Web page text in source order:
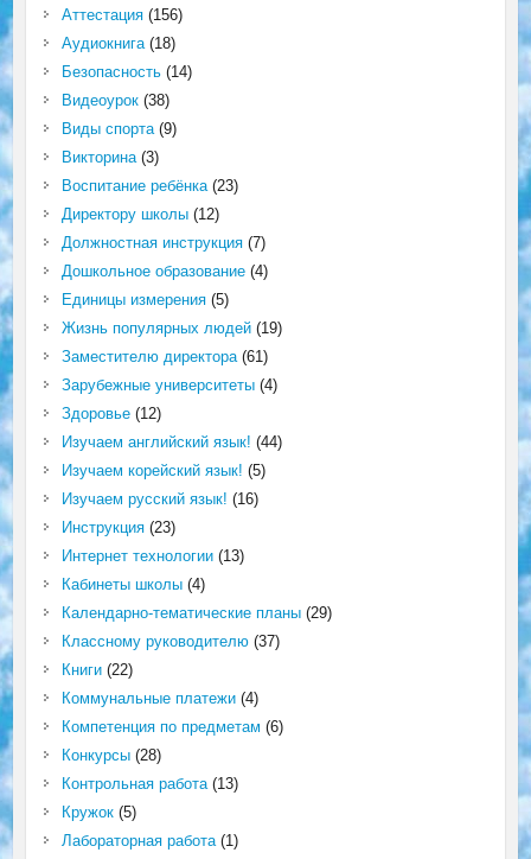
Аттестация(156)
Аудиокнига(18)
Безопасность(14)
Видеоурок(38)
Виды спорта(9)
Викторина(3)
Воспитание ребёнка(23)
Директору школы(12)
Должностная инструкция(7)
Дошкольное образование(4)
Единицы измерения(5)
Жизнь популярных людей(19)
Заместителю директора(61)
Зарубежные университеты(4)
Здоровье(12)
Изучаем английский язык! (44)
Изучаем корейский язык! (5)
Изучаем русский язык! (16)
Инструкция(23)
Интернет технологии(13)
Кабинеты школы(4)
Календарно-тематические планы(29)
Классному руководителю(37)
Книги(22)
Коммунальные платежи(4)
Компетенция по предметам (6)
Конкурсы(28)
Контрольная работа(13)
Кружок(5)
Лабораторная работа(1)